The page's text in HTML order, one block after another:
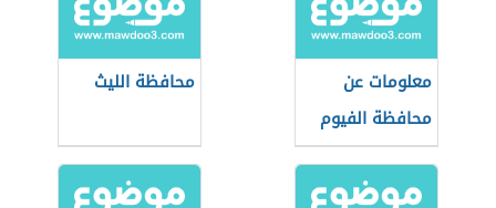
معلومات عن
محافظة الفيوم
محافظة الليث